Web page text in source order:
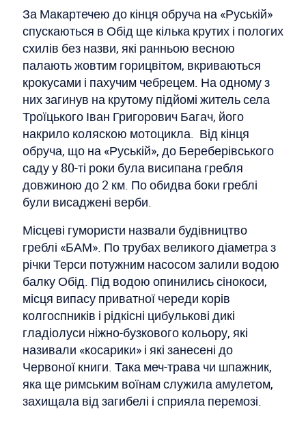
За Макартечею до кінця обруча на «Руській»
спускаються в Обід ще кілька крутих і пологих
схилів без назви, які ранньою весною
палають жовтим горицвітом, вкриваються
крокусами і пахучим чебрецем. На одному з
них загинув на крутому підйомі житель села
Троїцького Іван Григорович Багач, його
накрило коляскою мотоцикла. Від кінця
обруча, що на «Руській», до Береберівського
саду у 80-ті роки була висипана гребля
довжиною до 2 км. По обидва боки греблі
були висаджені верби.
Місцеві гумористи назвали будівництво
греблі «БАМ». По трубах великого діаметра з
річки Терси потужним насосом залили водою
балку Обід. Під водою опинились сінокоси,
місця випасу приватної череди корів
колгоспників і рідкісні цибулькові дикі
гладіолуси ніжно-бузкового кольору, які
називали «косарики» і які занесені до
Червоної книги. Така меч-трава чи шпажник,
яка ще римським воїнам служила амулетом,
захищала від загибелі і сприяла перемозі.